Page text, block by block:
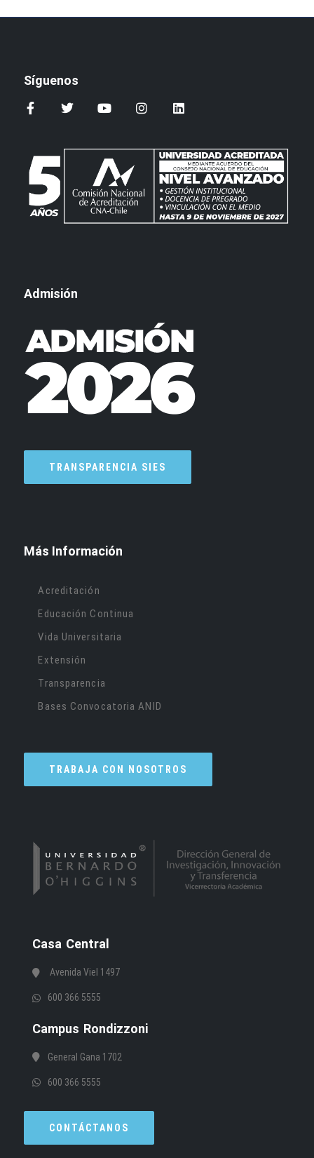
Casa Central
Avenida Viel 1497
600 366 5555
Campus Rondizzoni
General Gana 1702
600 366 5555
CONTÁCTANOS
Más Información
Acreditación
Educación Continua
Vida Universitaria
Extensión
Transparencia
Bases Convocatoria ANID
TRABAJA CON NOSOTROS
Admisión
TRANSPARENCIA SIES
Síguenos